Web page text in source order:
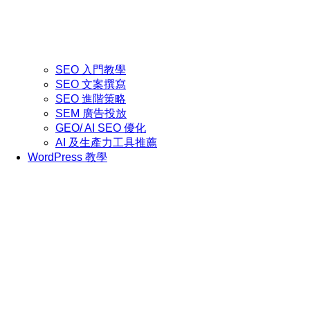
SEO 入門教學
SEO 文案撰寫
SEO 進階策略
SEM 廣告投放
GEO/ AI SEO 優化
AI 及生產力工具推薦
WordPress 教學